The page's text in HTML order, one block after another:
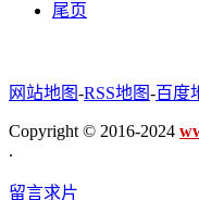
尾页
网站地图-RSS地图-百度
Copyright © 2016-2024
.
留言求片